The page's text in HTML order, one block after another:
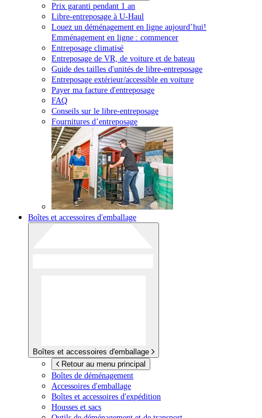
Prix garanti pendant 1 an
Libre-entreposage à U-Haul
Louez un déménagement en ligne aujourd’hui!
Emménagement en ligne : commencer
Entreposage climatisé
Entreposage de VR, de voiture et de bateau
Guide des tailles d'unités de libre-entreposage
Entreposage extérieur/accessible en voiture
Payer ma facture d'entreposage
FAQ
Conseils sur le libre-entreposage
Fournitures d’entreposage
Boîtes et accessoires d'emballage
Boîtes et accessoires d'emballage
Retour au menu principal
Boîtes de déménagement
Accessoires d'emballage
Boîtes et accessoires d'expédition
Housses et sacs